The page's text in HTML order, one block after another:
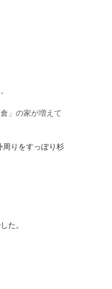
」の家が増えて
周りをすっぽり杉
た。